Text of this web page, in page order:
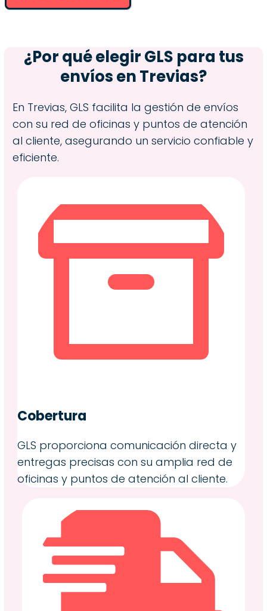
¿Por qué elegir GLS para tus
envíos enTrevias?
En Trevias, GLS facilita la gestión de envíos
con su red de oficinas y puntos de atención
al cliente, asegurando un servicio confiable y
eficiente.
Cobertura
GLS proporciona comunicación directa y
entregas precisas con su amplia red de
oficinas y puntos de atención al cliente.